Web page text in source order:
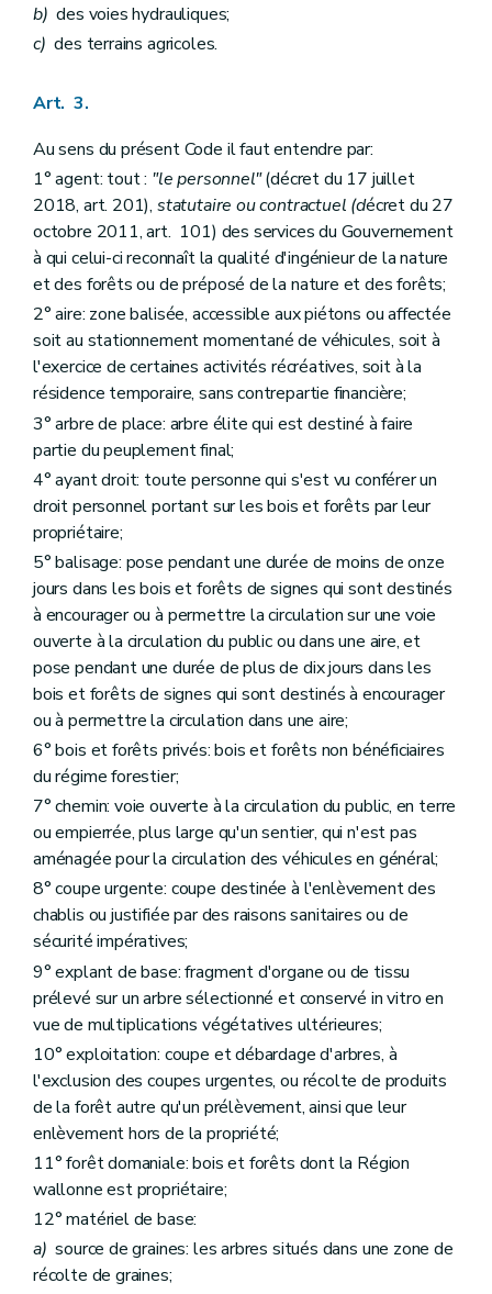
Chapitre VI Des exploitations
Art. 80
Art. 81
Art. 85
Art. 86
Art. 87
Art. 88
Art. 89
Art. 90
Art. 91
Titre V De la surveillance, des incriminations, des sanctions et des mesures de réparation dans les bois et forêts
Chapitre premier De la surveillance dans les bois et forêts des personnes morales de droit public
Art. 92
Art. 93
Chapitre II De la surveillance dans les bois et forêts privés
Art. 94
Art. 95
Chapitre III Des incriminations, des sanctions et des mesures de réparation dans les bois et forêts
Art. 96
Art. 97
Art. 98
Art. 99
Art. 100
Art. 101
Art. 102
Art. 103
Art. 104
Art. 105
Art. 106
Art. 107
Art. 108
Art. 109
Titre VI Dispositions modificatives et abrogatoires
Art. 110
Art. 111
Art. 112
Art. 113
Art. 114
Art. 115
Art. 116
Art. 117
Art. 118
Art. 119
Art. 120
Art. 121
Art. 122
Art. 123
Titre VII Dispositions finales et transitoires
Art. 124
Art. 125
Art. 126
Art. 127
Art. 128
Art. 129
b) des voies hydrauliques;
c) des terrains agricoles.
Art. 3.
Au sens du présent Code il faut entendre par:
1° agent: tout : "le personnel"(décret du 17 juillet
2018, art. 201), statutaire ou contractuel (décret du 27
octobre 2011, art. 101) des services du Gouvernement
à qui celui-ci reconnaît la qualité d'ingénieur de la nature
et des forêts ou de préposé de la nature et des forêts;
2° aire: zone balisée, accessible aux piétons ou affectée
soit au stationnement momentané de véhicules, soit à
l'exercice de certaines activités récréatives, soit à la
résidence temporaire, sans contrepartie financière;
3° arbre de place: arbre élite qui est destiné à faire
partie du peuplement final;
4° ayant droit: toute personne qui s'est vu conférer un
droit personnel portant sur les bois et forêts par leur
propriétaire;
5° balisage: pose pendant une durée de moins de onze
jours dans les bois et forêts de signes qui sont destinés
à encourager ou à permettre la circulation sur une voie
ouverte à la circulation du public ou dans une aire, et
pose pendant une durée de plus de dix jours dans les
bois et forêts de signes qui sont destinés à encourager
ou à permettre la circulation dans une aire;
6° bois et forêts privés: bois et forêts non bénéficiaires
du régime forestier;
7° chemin: voie ouverte à la circulation du public, en terre
ou empierrée, plus large qu'un sentier, qui n'est pas
aménagée pour la circulation des véhicules en général;
8° coupe urgente: coupe destinée à l'enlèvement des
chablis ou justifiée par des raisons sanitaires ou de
sécurité impératives;
9° explant de base: fragment d'organe ou de tissu
prélevé sur un arbre sélectionné et conservé in vitro en
vue de multiplications végétatives ultérieures;
10° exploitation: coupe et débardage d'arbres, à
l'exclusion des coupes urgentes, ou récolte de produits
de la forêt autre qu'un prélèvement, ainsi que leur
enlèvement hors de la propriété;
11° forêt domaniale: bois et forêts dont la Région
wallonne est propriétaire;
12° matériel de base:
a) source de graines: les arbres situés dans une zone de
récolte de graines;